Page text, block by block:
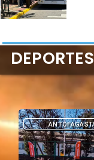
DEPORTES
DEPORTES